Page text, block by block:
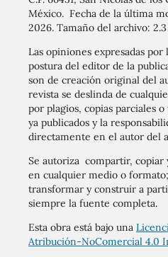
México. Fecha de la última
2026. Tamaño del archivo:
Las opiniones expresadas
postura del editor de la
son de creación original del
revista se deslinda de
por plagios, copias parciales
ya publicados y la
directamente en el autor del
Se autoriza compartir,
en cualquier medio o
transformar y construir a
siempre la fuente completa.
Esta obra está bajo una
Atribución-NoComercial 4.0